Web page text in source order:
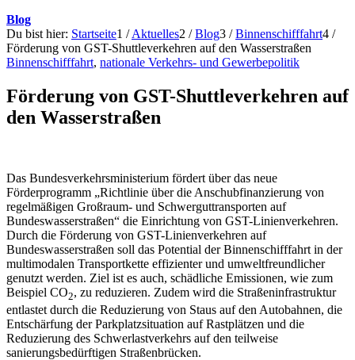
Blog
Du bist hier: Startseite1 / Aktuelles2 / Blog3 / Binnenschifffahrt4 /
Förderung von GST-Shuttleverkehren auf den Wasserstraßen
Binnenschifffahrt, nationale Verkehrs- und Gewerbepolitik
Förderung von GST-Shuttleverkehren auf
den Wasserstraßen
Das Bundesverkehrsministerium fördert über das neue
Förderprogramm „Richtlinie über die Anschubfinanzierung von
regelmäßigen Großraum- und Schwerguttransporten auf
Bundeswasserstraßen“ die Einrichtung von GST-Linienverkehren.
Durch die Förderung von GST-Linienverkehren auf
Bundeswasserstraßen soll das Potential der Binnenschifffahrt in der
multimodalen Transportkette effizienter und umweltfreundlicher
genutzt werden. Ziel ist es auch, schädliche Emissionen, wie zum
Beispiel CO2, zu reduzieren. Zudem wird die Straßeninfrastruktur
entlastet durch die Reduzierung von Staus auf den Autobahnen, die
Entschärfung der Parkplatzsituation auf Rastplätzen und die
Reduzierung des Schwerlastverkehrs auf den teilweise
sanierungsbedürftigen Straßenbrücken.